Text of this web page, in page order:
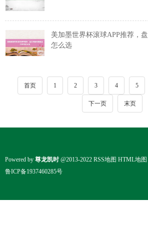
美加墨世界杯滚球APP推荐，
怎么选
首页 1 2 3 4 5
下一页 末页
Powered by 尊龙凯时@2013-2022 RSS地图 HTML地图
鲁ICP备1937460285号